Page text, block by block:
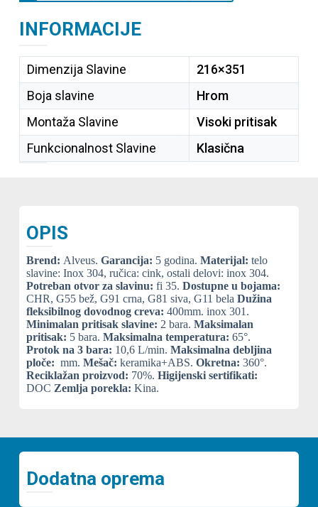
INFORMACIJE
Dimenzija Slavine
216×351
Boja slavine
Hrom
Montaža Slavine
Visoki pritisak
Funkcionalnost Slavine
Klasična
OPIS
Brend: Alveus. Garancija: 5 godina. Materijal: telo
slavine: Inox 304, ručica: cink, ostali delovi: inox 304.
Potreban otvor za slavinu: fi 35. Dostupne u bojama:
CHR, G55 bež, G91 crna, G81 siva, G11 bela Dužina
fleksibilnog dovodnog creva: 400mm. inox 301.
Minimalan pritisak slavine: 2 bara. Maksimalan
pritisak: 5 bara. Maksimalna temperatura: 65°.
Protok na 3 bara: 10,6 L/min. Maksimalna debljina
ploče: mm. Mešač: keramika+ABS. Okretna: 360°.
Reciklažan proizvod: 70%. Higijenski sertifikati:
DOC Zemlja porekla:
Dodatna oprema